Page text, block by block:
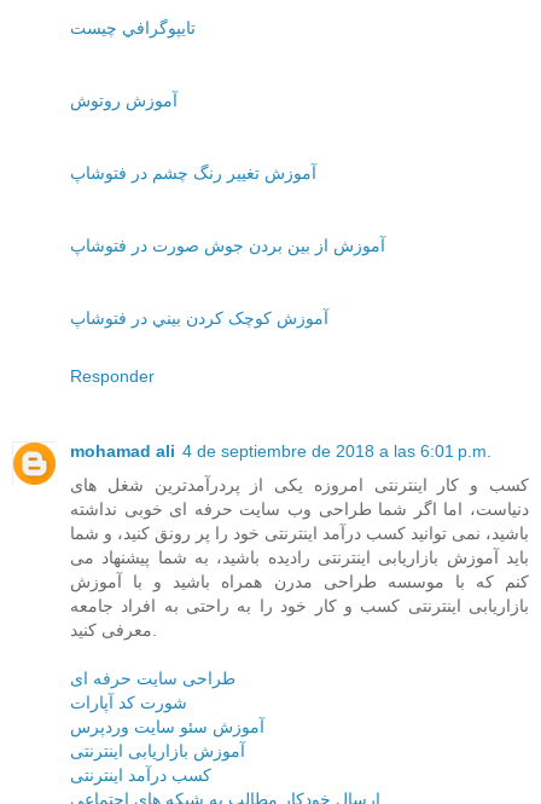
تايپوگرافي چيست
آموزش روتوش
آموزش تغيير رنگ چشم در فتوشاپ
آموزش از بين بردن جوش صورت در فتوشاپ
آموزش کوچک کردن بيني در فتوشاپ
Responder
mohamad ali 4 de septiembre de 2018 a las 6:01 p.m.
کسب و کار اینترنتی امروزه یکی از پردرآمدترین شغل های
دنیاست، اما اگر شما طراحی وب سایت حرفه ای خوبی نداشته
باشید، نمی توانید کسب درآمد اینترنتی خود را پر رونق کنید، و شما
باید آموزش بازاریابی اینترنتی رادیده باشید، به شما پیشنهاد می
کنم که با موسسه طراحی مدرن همراه باشید و با آموزش
بازاریابی اینترنتی کسب و کار خود را به راحتی به افراد جامعه
طراحی سایت حرفه ای
شورت کد آپارات
آموزش سئو سایت وردپرس
آموزش بازاریابی اینترنتی
کسب درآمد اینترنتی
ارسال خودکار مطالب به شبکه های اجتماعی